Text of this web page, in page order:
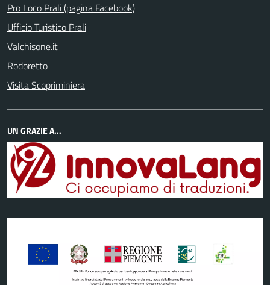
Pro Loco Prali (pagina Facebook)
Ufficio Turistico Prali
Valchisone.it
Rodoretto
Visita Scopriminiera
UN GRAZIE A...